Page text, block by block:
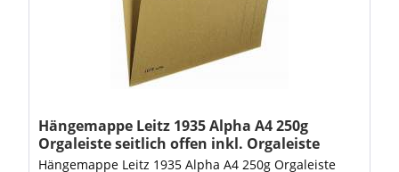
Hängemappe Leitz 1935 Alpha A4 250g
Orgaleiste seitlich offen inkl. Orgaleiste
Hängemappe Leitz 1935 Alpha A4 250g Orgaleiste